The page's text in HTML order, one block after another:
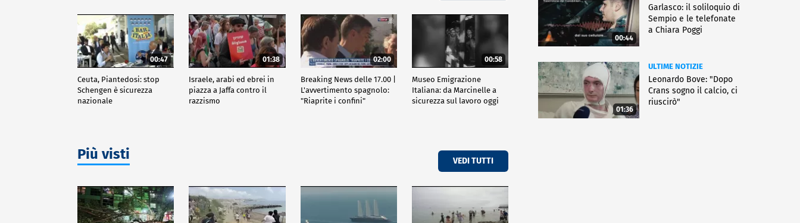
00:47
Ceuta, Piantedosi: stop
Schengen è sicurezza
nazionale
01:38
Israele, arabi ed ebrei in
piazza a Jaffa contro il
razzismo
02:00
Breaking News delle 17.00 |
L'avvertimento spagnolo:
"Riaprite i confini"
00:58
Museo Emigrazione
Italiana: da Marcinelle a
sicurezza sul lavoro oggi
Più visti VEDI TUTTI
00:44
Garlasco: il soliloquio di
Sempio e le telefonate
a Chiara Poggi
01:36
ULTIME NOTIZIE
Leonardo Bove: "Dopo
Crans sogno il calcio, ci
riuscirò"